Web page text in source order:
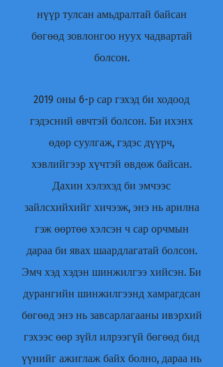
нүүр тулсан амьдралтай байсан
бөгөөд зовлонгоо нуух чадвартай
болсон.
2019 оны 6-р сар гэхэд би ходоод
гэдэсний өвчтэй болсон. Би ихэнх
өдөр суулгаж, гэдэс дүүрч,
хэвлийгээр хүчтэй өвдөж байсан.
Дахин хэлэхэд би эмчээс
зайлсхийхийг хичээж, энэ нь арилна
гэж өөртөө хэлсэн ч сар орчмын
дараа би явах шаардлагатай болсон.
Эмч хэд хэдэн шинжилгээ хийсэн. Би
дурангийн шинжилгээнд хамрагдсан
бөгөөд энэ нь завсарлагааны ивэрхий
гэхээс өөр зүйл илрээгүй бөгөөд бид
үүнийг ажиглаж байх болно, дараа нь